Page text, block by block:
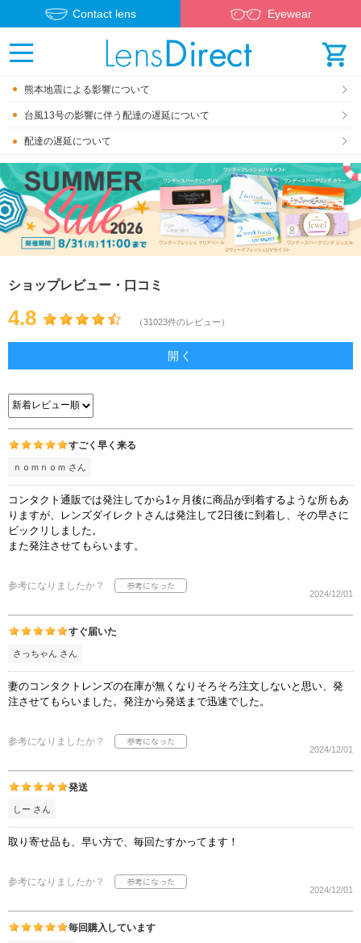
Contact lens Eyewear
熊本地震による影響について
台風13号の影響に伴う配達の遅延について
配達の遅延について
ショップレビュー・口コミ
4.8 （31023件のレビュー）
開く
すごく早く来る
ｎｏｍｎｏｍ さん
コンタクト通販では発注してから1ヶ月後に商品が到着するような所もあ
りますが、レンズダイレクトさんは発注して2日後に到着し、その早さに
ビックリしました。
また発注させてもらいます。
参考になりましたか？
2024/12/01
すぐ届いた
さっちゃん さん
妻のコンタクトレンズの在庫が無くなりそろそろ注文しないと思い、発
注させてもらいました。発注から発送まで迅速でした。
参考になりましたか？
2024/12/01
発送
しー さん
取り寄せ品も、早い方で、毎回たすかってます！
参考になりましたか？
2024/12/01
毎回購入しています